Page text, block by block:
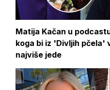
Matija Kačan u
koga bi iz 'Divljih pčela'
najviše jede